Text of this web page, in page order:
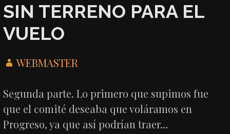
SIN TERRENO PARA EL
VUELO
WEBMASTER
Segunda parte. Lo primero que supimos fue
que el comité deseaba que voláramos en
Progreso, ya que así podrían traer…